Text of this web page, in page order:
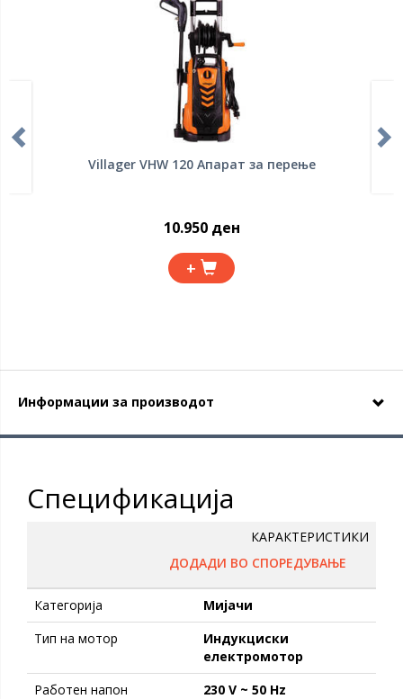
Villager VHW 120 Апарат за перење
10.950 ден
+
Информации за производот
Спецификација
КАРАКТЕРИСТИКИ
ДОДАДИ ВО СПОРЕДУВАЊЕ
Категорија
Мијачи
Тип на мотор
Индукциски
електромотор
Работен напон
230 V ~ 50 Hz